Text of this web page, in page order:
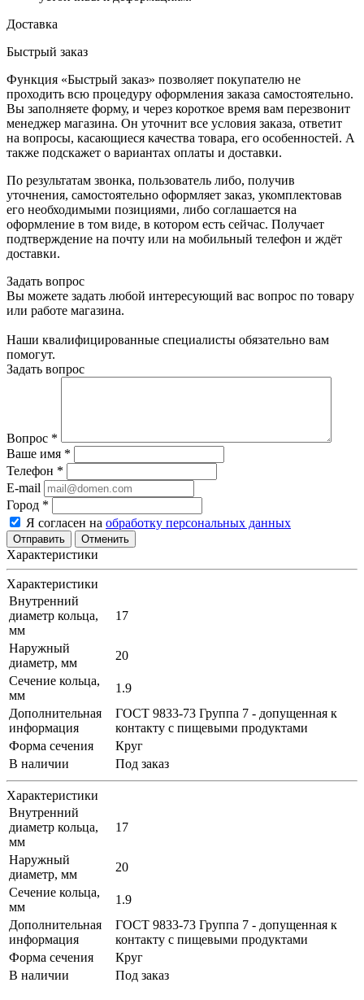
Доставка
Быстрый заказ
Функция «Быстрый заказ» позволяет покупателю не
проходить всю процедуру оформления заказа самостоятельно.
Вы заполняете форму, и через короткое время вам перезвонит
менеджер магазина. Он уточнит все условия заказа, ответит
на вопросы, касающиеся качества товара, его особенностей. А
также подскажет о вариантах оплаты и доставки.
По результатам звонка, пользователь либо, получив
уточнения, самостоятельно оформляет заказ, укомплектовав
его необходимыми позициями, либо соглашается на
оформление в том виде, в котором есть сейчас. Получает
подтверждение на почту или на мобильный телефон и ждёт
доставки.
Задать вопрос
Вы можете задать любой интересующий вас вопрос по товару
или работе магазина.
Наши квалифицированные специалисты обязательно вам
помогут.
Задать вопрос
Вопрос *
Ваше имя *
Телефон *
E-mail
Город *
Я согласен на обработку персональных данных
Отменить
Характеристики
Характеристики
Внутренний
диаметр кольца,
мм
17
Наружный
диаметр, мм
20
Сечение кольца,
мм
1.9
Дополнительная
информация
ГОСТ 9833-73 Группа 7 - допущенная к
контакту с пищевыми продуктами
Форма сечения
Круг
В наличии
Под заказ
Характеристики
Внутренний
диаметр кольца,
мм
17
Наружный
диаметр, мм
20
Сечение кольца,
мм
1.9
Дополнительная
информация
ГОСТ 9833-73 Группа 7 - допущенная к
контакту с пищевыми продуктами
Форма сечения
Круг
В наличии
Под заказ